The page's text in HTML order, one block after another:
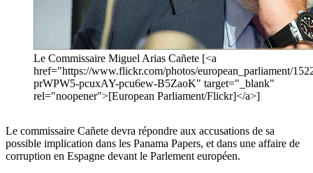
Le Commissaire Miguel Arias Cañete [<a
href="https://www.flickr.com/photos/european_parliament/
prWPW5-pcuxAY-pcu6ew-B5ZaoK" target="_blank"
rel="noopener">[European Parliament/Flickr]</a>]
Le commissaire Cañete devra répondre aux accusations de sa
possible implication dans les Panama Papers, et dans une affaire de
corruption en Espagne devant le Parlement européen.